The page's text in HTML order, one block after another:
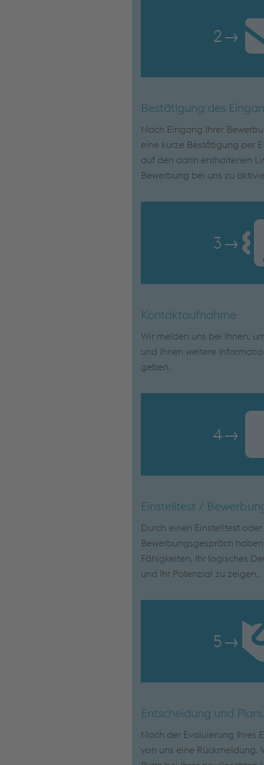
2→
Bestätigung des
Nach Eingang Ihrer
eine kurze Bestätigung per
auf den darin enthaltenen
Bewerbung bei uns zu
3→
Kontaktaufnahme
Wir melden uns bei Ihnen,
und Ihnen weitere
geben.
4→
Einstelltest /
Durch einen Einstelltest
Bewerbungsgespräch
Fähigkeiten, Ihr logisches
und Ihr Potenzial zu zeigen.
5→
Entscheidung und
Nach der Evaluierung Ihres
von uns eine Rückmeldung.